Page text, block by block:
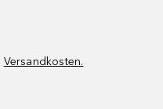
Versandkosten.